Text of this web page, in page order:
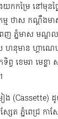
កម្រៃ នៅមុនថ្
ថាស កណ្ដឹងម
ពេញ ភ្នំមាស មណ្
ាន ហ្គាណេហ្វូ​
ព្វ ខេមរា មេ
ៀង
ភ្នំពេជ្រ កាស្